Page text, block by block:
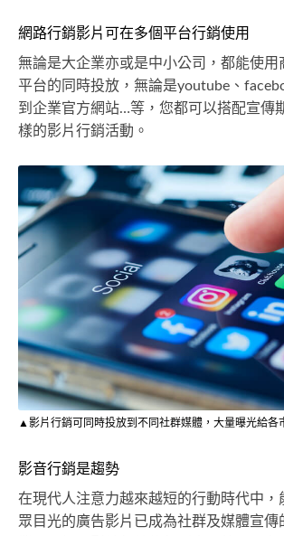
網路行銷影片可在多個平台行銷使用
無論是大企業亦或是中小公司，都能使用
平台的同時投放，無論是youtube、
到企業官方網站…等，您都可以搭配宣傳
樣的影片行銷活動。
▲影片行銷可同時投放到不同社群媒體，大量曝光給各
影音行銷是趨勢
在現代人注意力越來越短的行動時代中，
眾目光的廣告影片已成為社群及媒體宣傳